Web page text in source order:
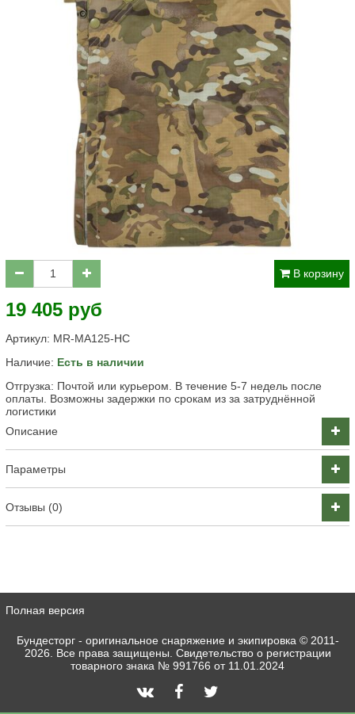
В корзину
19 405 руб
Артикул: MR-MA125-HC
Наличие: Есть в наличии
Отгрузка: Почтой или курьером. В течение 5-7 недель после
оплаты. Возможны задержки по срокам из за затруднённой
логистики
Описание
Параметры
Отзывы (0)
Полная версия
Бундесторг - оригинальное снаряжение и экипировка © 2011-
2026. Все права защищены. Свидетельство о регистрации
товарного знака № 991766 от 11.01.2024